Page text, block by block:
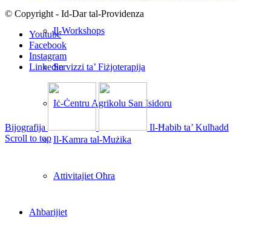
Il-Workshops
Servizzi ta’ Fiżjoterapija
Iċ-Ċentru Agrikolu San Isidoru
Il-Kamra tal-Mużika
Attivitajiet Oħra
Aħbarijiet
© Copyright - Id-Dar tal-Providenza
Youtube
Facebook
Instagram
Linkedin
Bijografija
Il-Ħabib ta’ Kulħadd
Scroll to top